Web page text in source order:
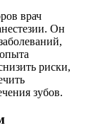
врач
Он
риски,
зубов.